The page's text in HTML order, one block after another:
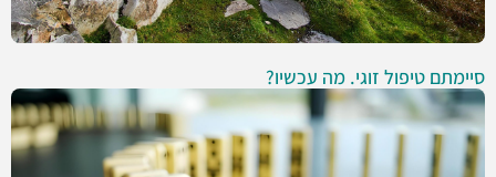
סיימתם טיפול זוגי. מה עכשיו?